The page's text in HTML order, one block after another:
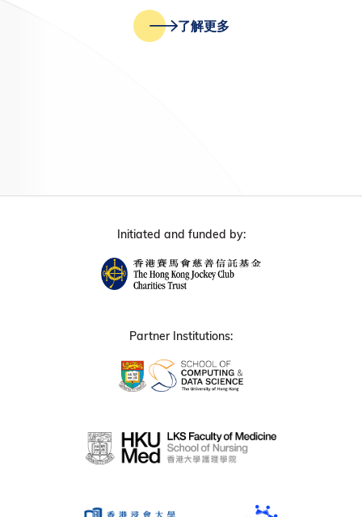
了解更多
Initiated and funded by:
Partner Institutions: